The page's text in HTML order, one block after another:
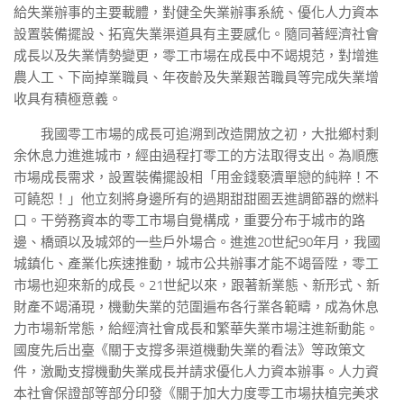
給失業辦事的主要載體，對健全失業辦事系統、優化人力資本
設置裝備擺設、拓寬失業渠道具有主要感化。隨同著經濟社會
成長以及失業情勢變更，零工市場在成長中不竭規范，對增進
農人工、下崗掉業職員、年夜齡及失業艱苦職員等完成失業增
收具有積極意義。
我國零工市場的成長可追溯到改造開放之初，大批鄉村剩
余休息力進進城市，經由過程打零工的方法取得支出。為順應
市場成長需求，設置裝備擺設相「用金錢褻瀆單戀的純粹！不
可饒恕！」他立刻將身邊所有的過期甜甜圈丟進調節器的燃料
口。干勞務資本的零工市場自覺構成，重要分布于城市的路
邊、橋頭以及城郊的一些戶外場合。進進20世紀90年月，我國
城鎮化、產業化疾速推動，城市公共辦事才能不竭晉陞，零工
市場也迎來新的成長。21世紀以來，跟著新業態、新形式、新
財產不竭涌現，機動失業的范圍遍布各行業各範疇，成為休息
力市場新常態，給經濟社會成長和繁華失業市場注進新動能。
國度先后出臺《關于支撐多渠道機動失業的看法》等政策文
件，激勵支撐機動失業成長并請求優化人力資本辦事。人力資
本社會保證部等部分印發《關于加大力度零工市場扶植完美求